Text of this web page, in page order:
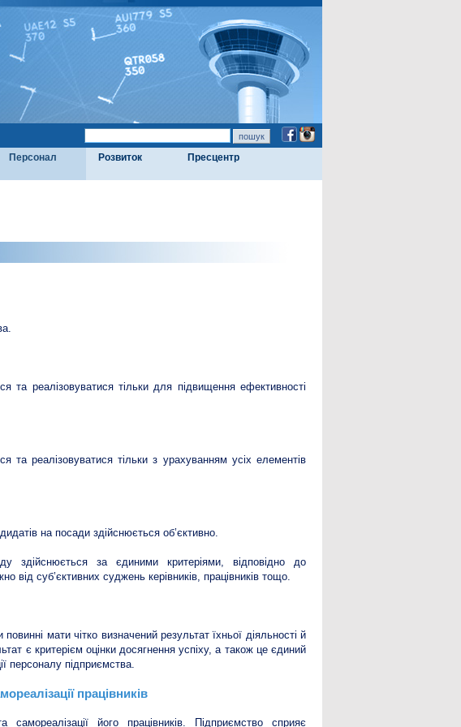
Персонал Розвиток Пресцентр
та реалізовуватися тільки для підвищення ефективності
та реалізовуватися тільки з урахуванням усіх елементів
на посади здійснюється об’єктивно.
здійснюється за єдиними критеріями, відповідно до
суб’єктивних суджень керівників, працівників тощо.
мати чітко визначений результат їхньої діяльності й
є критерієм оцінки досягнення успіху, а також це єдиний
персоналу підприємства.
працівників
його працівників. Підприємство сприяє